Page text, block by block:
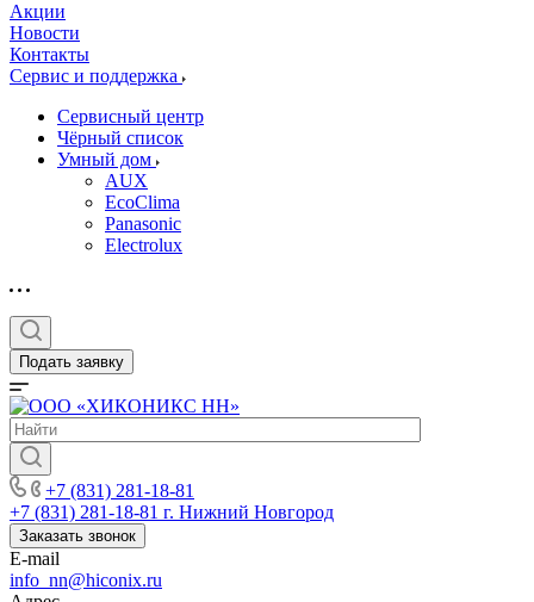
Акции
Новости
Контакты
Сервис и поддержка
Сервисный центр
Чёрный список
Умный дом
AUX
EcoClima
Panasonic
Electrolux
Подать заявку
+7 (831) 281-18-81
+7 (831) 281-18-81 г. Нижний Новгород
Заказать звонок
E-mail
info_nn@hiconix.ru